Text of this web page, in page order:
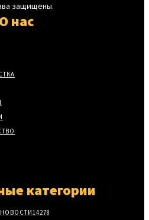
защищены.
О нас
категории
НОВОСТИ14278